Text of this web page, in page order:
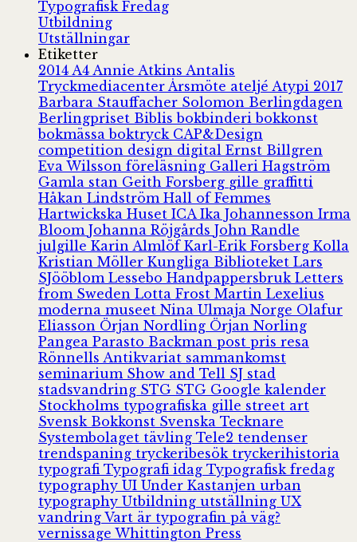
Typografisk Fredag
Utbildning
Utställningar
Etiketter
2014 A4 Annie Atkins Antalis
Tryckmediacenter Årsmöte ateljé Atypi 2017
Barbara Stauffacher Solomon Berlingdagen
Berlingpriset Biblisbokbinderibokkonst
bokmässaboktryck CAP&Design
competition design digital Ernst Billgren
Eva Wilsson föreläsning Galleri Hagström
Gamla stan Geith Forsberg gille graffitti
Håkan Lindström Hall of Femmes
Hartwickska Huset ICA Ika Johannesson Irma
Bloom Johanna Röjgårds John Randle
julgille Karin Almlöf Karl-Erik Forsberg Kolla
Kristian Möller Kungliga Biblioteket Lars
SJööblom Lessebo Handpappersbruk Letters
from Sweden Lotta Frost Martin Lexelius
moderna museet Nina Ulmaja Norge Olafur
Eliasson Örjan Nordling Örjan Norling
Pangea Parasto Backman post pris resa
Rönnells Antikvariat sammankomst
seminarium Show and Tell SJ stad
stadsvandring STG STG Google kalender
Stockholms typografiska gille street art
Svensk Bokkonst Svenska Tecknare
Systembolaget tävling Tele2 tendenser
trendspaning tryckeribesök tryckerihistoria
typografi Typografi idag Typografisk fredag
typography UI Under Kastanjen urban
typography Utbildning utställning UX
vandring Vart är typografin på väg?
vernissage Whittington Press